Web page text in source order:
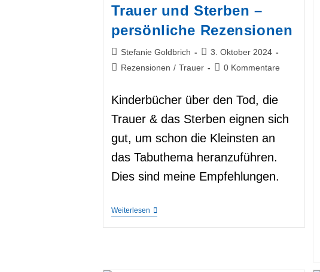
Trauer und Sterben –
persönliche Rezensionen
Beitrags-
Autor:
Stefanie Goldbrich
Beitrag
veröffentlicht:
3. Oktober 2024
Beitrags-
Rezensionen / Trauer
Beitrags-
0 Kommentare
Kinderbücher über den Tod, die
Trauer & das Sterben eignen sich
gut, um schon die Kleinsten an
das Tabuthema heranzuführen.
Dies sind meine Empfehlungen.
WeiterlesenKinderbücher